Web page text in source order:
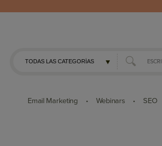
Email Marketing • Webinars • SEO